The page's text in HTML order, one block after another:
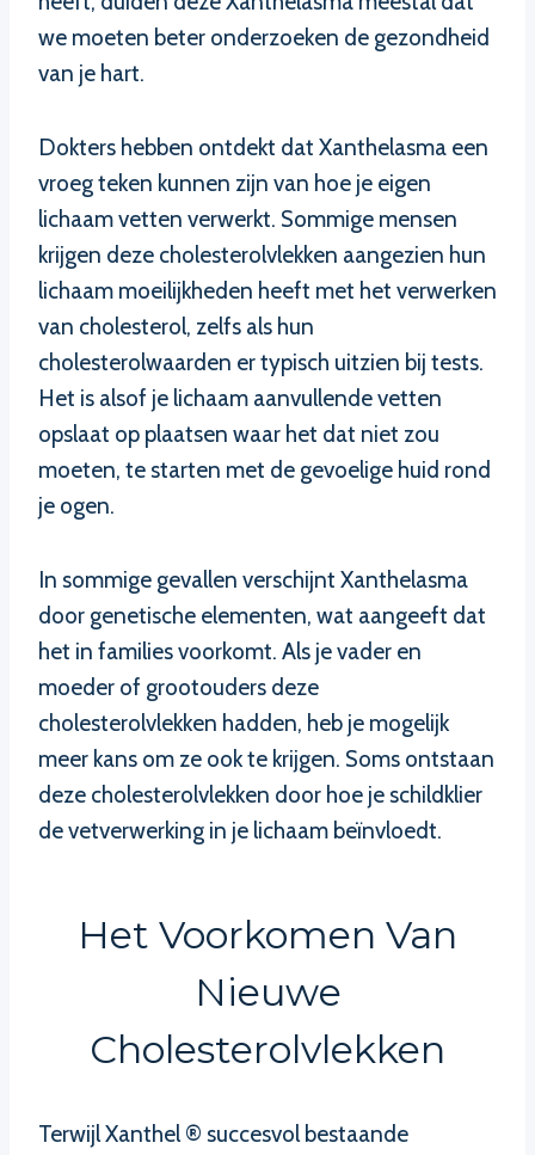
we moeten beter onderzoeken de gezondheid
van je hart.
Dokters hebben ontdekt dat Xanthelasma een
vroeg teken kunnen zijn van hoe je eigen
lichaam vetten verwerkt. Sommige mensen
krijgen deze cholesterolvlekken aangezien hun
lichaam moeilijkheden heeft met het verwerken
van cholesterol, zelfs als hun
cholesterolwaarden er typisch uitzien bij tests.
Het is alsof je lichaam aanvullende vetten
opslaat op plaatsen waar het dat niet zou
moeten, te starten met de gevoelige huid rond
je ogen.
In sommige gevallen verschijnt Xanthelasma
door genetische elementen, wat aangeeft dat
het in families voorkomt. Als je vader en
moeder of grootouders deze
cholesterolvlekken hadden, heb je mogelijk
meer kans om ze ook te krijgen. Soms ontstaan
deze cholesterolvlekken door hoe je schildklier
de vetverwerking in je lichaam beïnvloedt.
Het Voorkomen Van
Nieuwe
Cholesterolvlekken
Terwijl Xanthel ® succesvol bestaande